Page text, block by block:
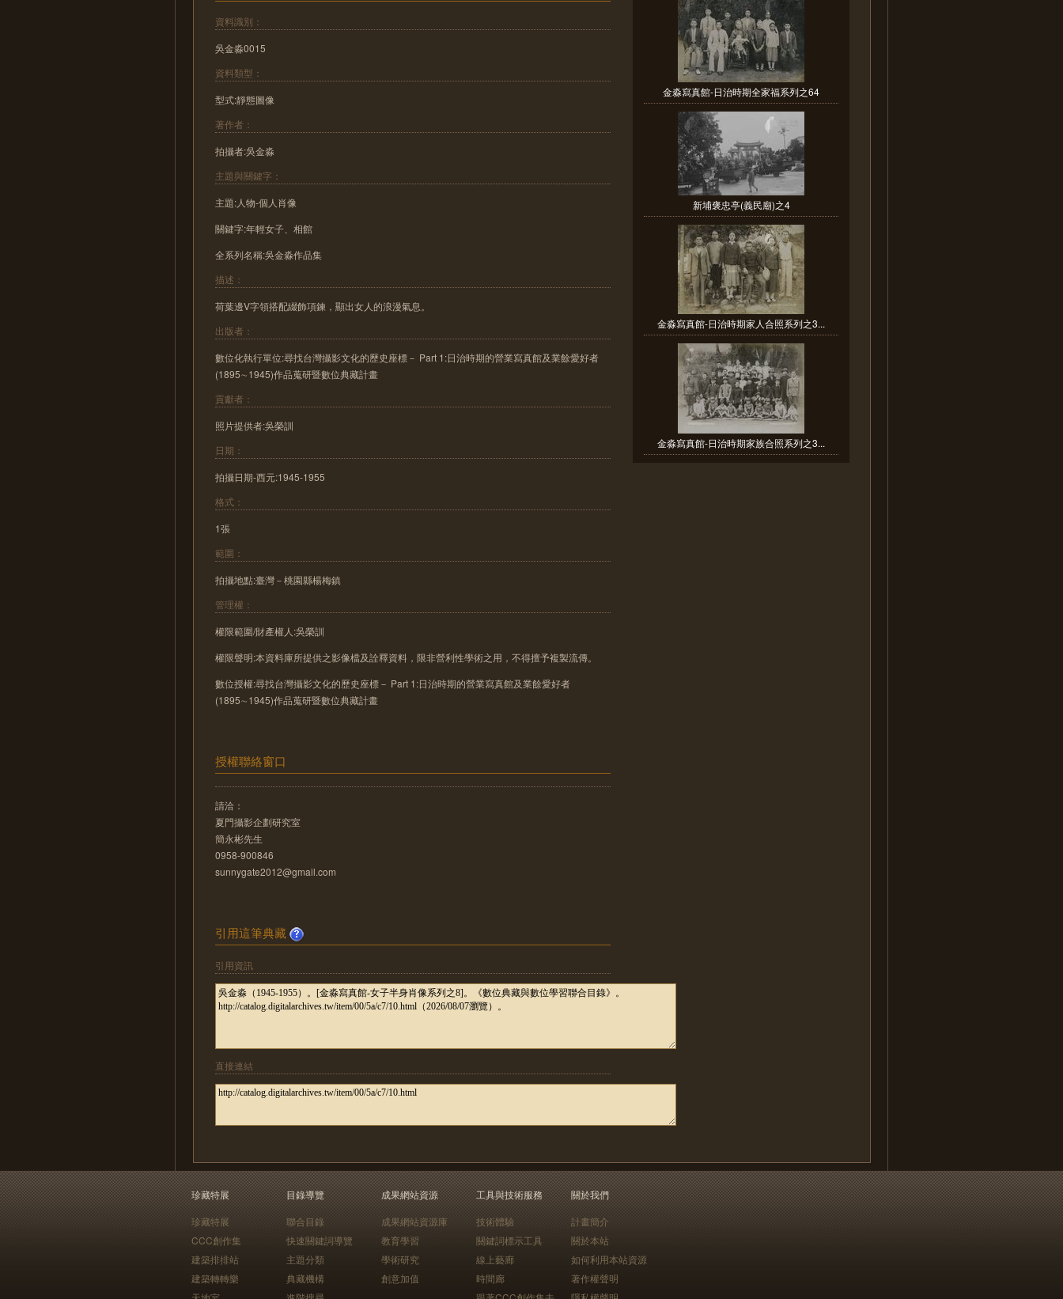
資料識別：
吳金淼0015
資料類型：
型式:靜態圖像
著作者：
拍攝者:吳金淼
主題與關鍵字：
主題:人物-個人肖像
關鍵字:年輕女子、相館
全系列名稱:吳金淼作品集
描述：
荷葉邊V字領搭配綴飾項鍊，顯出女人的浪漫氣息。
出版者：
數位化執行單位:尋找台灣攝影文化的歷史座標－ Part 1:日治時期的營業寫真館及業餘愛好者
(1895∼1945)作品蒐研暨數位典藏計畫
貢獻者：
照片提供者:吳榮訓
日期：
拍攝日期-西元:1945-1955
格式：
1張
範圍：
拍攝地點:臺灣－桃園縣楊梅鎮
管理權：
權限範圍/財產權人:吳榮訓
權限聲明:本資料庫所提供之影像檔及詮釋資料，限非營利性學術之用，不得擅予複製流傳。
數位授權:尋找台灣攝影文化的歷史座標－ Part 1:日治時期的營業寫真館及業餘愛好者
(1895∼1945)作品蒐研暨數位典藏計畫
授權聯絡窗口
請洽：
夏門攝影企劃研究室
簡永彬先生
0958-900846
sunnygate2012@gmail.com
引用這筆典藏
引用資訊
直接連結
金淼寫真館-日治時期全家福系列之64
新埔褒忠亭(義民廟)之4
金淼寫真館-日治時期家人合照系列之3...
金淼寫真館-日治時期家族合照系列之3...
珍藏特展
珍藏特展
CCC創作集
建築排排站
建築轉轉樂
目錄導覽
聯合目錄
快速關鍵詞導覽
主題分類
典藏機構
成果網站資源
成果網站資源庫
教育學習
學術研究
創意加值
工具與技術服務
技術體驗
關鍵詞標示工具
線上藝廊
時間廊
關於我們
計畫簡介
關於本站
如何利用本站資源
著作權聲明